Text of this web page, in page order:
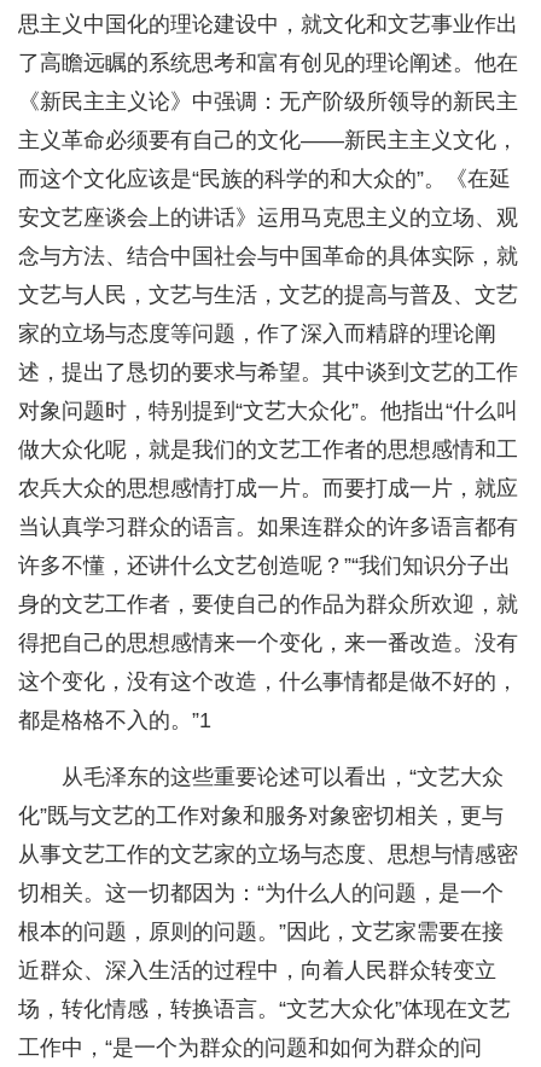
思主义中国化的理论建设中，就文化和文艺事业作出
了高瞻远瞩的系统思考和富有创见的理论阐述。他在
《新民主主义论》中强调：无产阶级所领导的新民主
主义革命必须要有自己的文化——新民主主义文化，
而这个文化应该是“民族的科学的和大众的”。《在延
安文艺座谈会上的讲话》运用马克思主义的立场、观
念与方法、结合中国社会与中国革命的具体实际，就
文艺与人民，文艺与生活，文艺的提高与普及、文艺
家的立场与态度等问题，作了深入而精辟的理论阐
述，提出了恳切的要求与希望。其中谈到文艺的工作
对象问题时，特别提到“文艺大众化”。他指出“什么叫
做大众化呢，就是我们的文艺工作者的思想感情和工
农兵大众的思想感情打成一片。而要打成一片，就应
当认真学习群众的语言。如果连群众的许多语言都有
许多不懂，还讲什么文艺创造呢？”“我们知识分子出
身的文艺工作者，要使自己的作品为群众所欢迎，就
得把自己的思想感情来一个变化，来一番改造。没有
这个变化，没有这个改造，什么事情都是做不好的，
都是格格不入的。”1
从毛泽东的这些重要论述可以看出，“文艺大众
化”既与文艺的工作对象和服务对象密切相关，更与
从事文艺工作的文艺家的立场与态度、思想与情感密
切相关。这一切都因为：“为什么人的问题，是一个
根本的问题，原则的问题。”因此，文艺家需要在接
近群众、深入生活的过程中，向着人民群众转变立
场，转化情感，转换语言。“文艺大众化”体现在文艺
工作中，“是一个为群众的问题和如何为群众的问